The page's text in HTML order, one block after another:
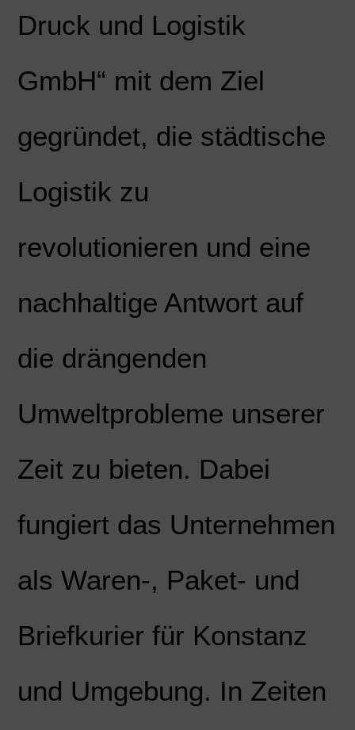
Druck und Logistik
GmbH“ mit dem Ziel
gegründet, die städtische
Logistik zu
revolutionieren und eine
nachhaltige Antwort auf
die drängenden
Umweltprobleme unserer
Zeit zu bieten. Dabei
fungiert das Unternehmen
als Waren-, Paket- und
Briefkurier für Konstanz
und Umgebung. In Zeiten